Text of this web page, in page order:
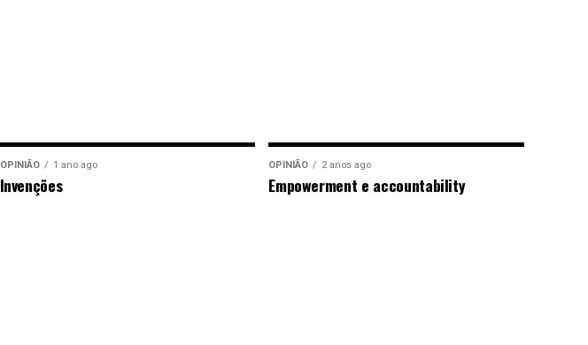
OPINIÃO 1 ano ago
Invenções
OPINIÃO 2 anos ago
Empowerment e accountability